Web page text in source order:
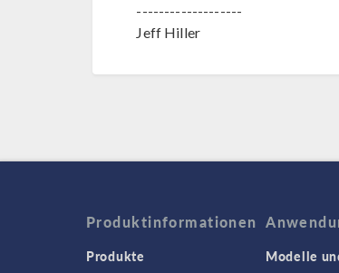
-------------------
Jeff Hiller
Produktinformationen
Produkte Modelle